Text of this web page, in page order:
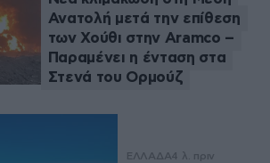
Ανατολή μετά την επίθεση
των Χούθι στην Aramco –
Παραμένει η ένταση στα
Στενά του Ορμούζ
ΕΛΛΑΔΑ4 λ. πριν